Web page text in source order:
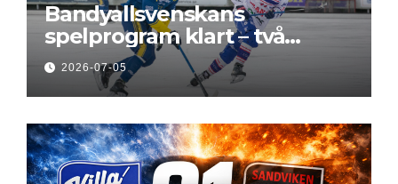
Bandyallsvenskans
spelprogram klart – två
föreningar jagar sin
elitseriesäsong
2026-07-05